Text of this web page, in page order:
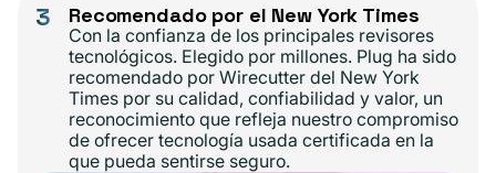
3 Recomendado por el New York Times
Con la confianza de los principales revisores
tecnológicos. Elegido por millones. Plug ha sido
recomendado por Wirecutter del New York
Times por su calidad, confiabilidad y valor, un
reconocimiento que refleja nuestro compromiso
de ofrecer tecnología usada certificada en la
que pueda sentirse seguro.